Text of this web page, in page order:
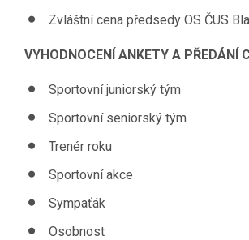
Zvláštní cena předsedy OS ČUS
VYHODNOCENÍ ANKETY A PŘEDÁNÍ
Sportovní juniorský tým
Sportovní seniorský tým
Trenér roku
Sportovní akce
Sympaťák
Osobnost